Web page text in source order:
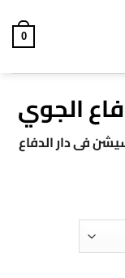
0
الجوي
فى دار الدفاع